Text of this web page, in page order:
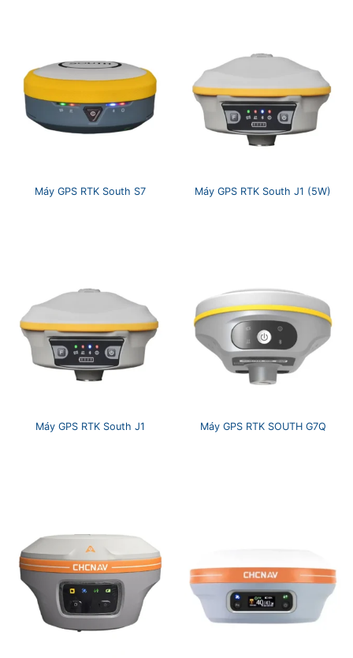
Máy GPS RTK South S7 Máy GPS RTK South J1 (5W)
Máy GPS RTK South J1 Máy GPS RTK SOUTH G7Q